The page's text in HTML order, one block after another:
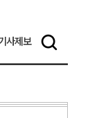
사제보